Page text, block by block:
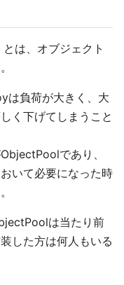
は、オブジェクト
は負荷が大きく、大
く下げてしまうこと
であり、
いて必要になった時
は当たり前
した方は何人もいる